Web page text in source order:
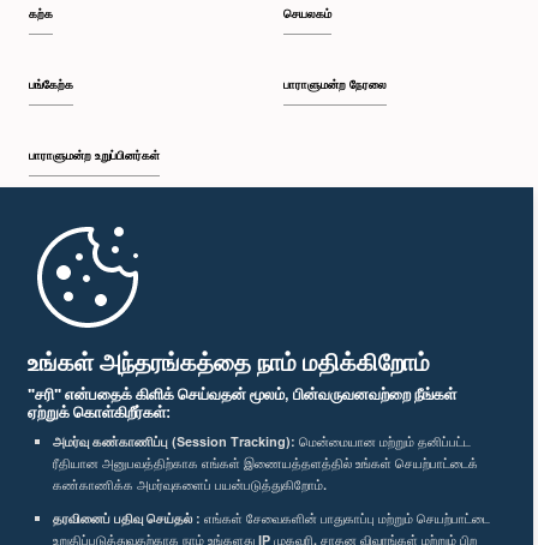
உங்கள் அந்தரங்கத்தை நாம் மதிக்கிறோம்
"சரி" என்பதைக் கிளிக் செய்வதன் மூலம், பின்வருவனவற்றை நீங்கள்
ஏற்றுக் கொள்கிறீர்கள்:
அமர்வு கண்காணிப்பு (Session Tracking): மென்மையான மற்றும் தனிப்பட்ட
ரீதியான அனுபவத்திற்காக எங்கள் இணையத்தளத்தில் உங்கள் செயற்பாட்டைக்
கண்காணிக்க அமர்வுகளைப் பயன்படுத்துகிறோம்.
தரவினைப் பதிவு செய்தல் : எங்கள் சேவைகளின் பாதுகாப்பு மற்றும் செயற்பாட்டை
உறுதிப்படுத்துவதற்காக நாம் உங்களது IP முகவரி, சாதன விவரங்கள் மற்றும் பிற
கற்க
பங்கேற்க
பாராளுமன்ற உறுப்பினர்கள்
முதற்பக்கம்
செயலகம்
பாராளுமன்ற நேரலை
பாராளுமன்ற கையடக்க செயலி
எம்மை பின்தொடர்க :
விருதுகள்